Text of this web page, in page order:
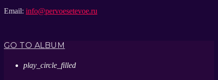
Email: info@pervoesetevoe.ru
GO TO ALBUM
play_circle_filled